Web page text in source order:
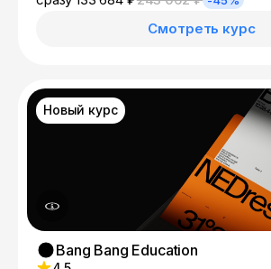
Смотреть курс
Новый курс
Bang Bang Education